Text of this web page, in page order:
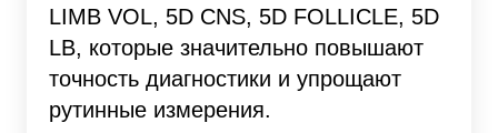
LIMB VOL, 5D CNS, 5D FOLLICLE, 5D
LB, которые значительно повышают
точность диагностики и упрощают
рутинные измерения.